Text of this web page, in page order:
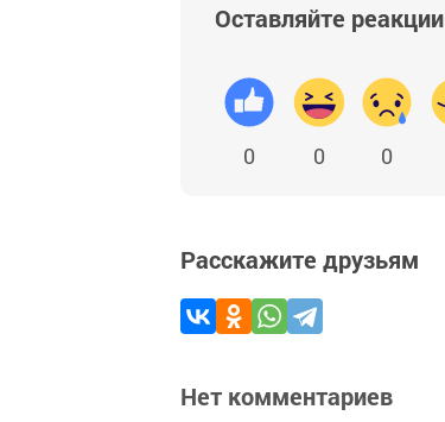
Оставляйте реакции
0 0 0
Расскажите друзьям
Нет комментариев